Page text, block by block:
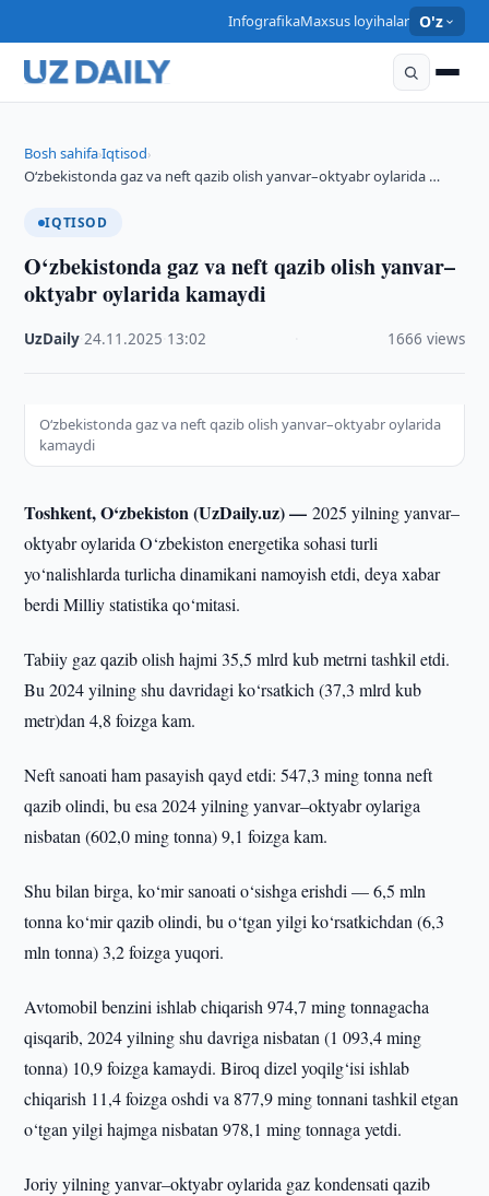
InfografikaMaxsus loyihalar O'z
Bosh sahifa›Iqtisod›
O‘zbekistonda gaz va neft qazib olish yanvar–oktyabr oylarida …
IQTISOD
O‘zbekistonda gaz va neft qazib olish yanvar–
oktyabr oylarida kamaydi
UzDaily ·24.11.2025 13:02 1666 views
O‘zbekistonda gaz va neft qazib olish yanvar–oktyabr oylarida
kamaydi
Toshkent, O‘zbekiston (UzDaily.uz) —2025 yilning yanvar–
oktyabr oylarida O‘zbekiston energetika sohasi turli
yo‘nalishlarda turlicha dinamikani namoyish etdi, deya xabar
berdi Milliy statistika qo‘mitasi.
Tabiiy gaz qazib olish hajmi 35,5 mlrd kub metrni tashkil etdi.
Bu 2024 yilning shu davridagi ko‘rsatkich (37,3 mlrd kub
metr)dan 4,8 foizga kam.
Neft sanoati ham pasayish qayd etdi: 547,3 ming tonna neft
qazib olindi, bu esa 2024 yilning yanvar–oktyabr oylariga
nisbatan (602,0 ming tonna) 9,1 foizga kam.
Shu bilan birga, ko‘mir sanoati o‘sishga erishdi — 6,5 mln
tonna ko‘mir qazib olindi, bu o‘tgan yilgi ko‘rsatkichdan (6,3
mln tonna) 3,2 foizga yuqori.
Avtomobil benzini ishlab chiqarish 974,7 ming tonnagacha
qisqarib, 2024 yilning shu davriga nisbatan (1 093,4 ming
tonna) 10,9 foizga kamaydi. Biroq dizel yoqilg‘isi ishlab
chiqarish 11,4 foizga oshdi va 877,9 ming tonnani tashkil etgan
o‘tgan yilgi hajmga nisbatan 978,1 ming tonnaga yetdi.
Joriy yilning yanvar–oktyabr oylarida gaz kondensati qazib